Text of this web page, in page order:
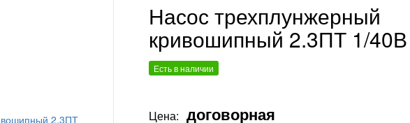
Насос трехплунжерный
кривошипный 2.3ПТ 1/40В
Есть в наличии
Цена: договорная